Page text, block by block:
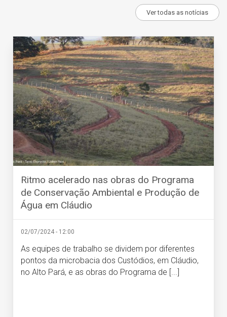
Ver todas as notícias
Ritmo acelerado nas obras do Programa
de Conservação Ambiental e Produção de
Água em Cláudio
02/07/2024 - 12:00
As equipes de trabalho se dividem por diferentes
pontos da microbacia dos Custódios, em Cláudio,
no Alto Pará, e as obras do Programa de [...]